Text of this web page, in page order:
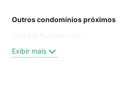
Outros condomínios próximos
Cond Edif Panamericano
Exibir mais